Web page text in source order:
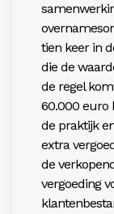
tien keer in
die de
de regel
60.000 euro
de praktijk
extra
de
vergoeding